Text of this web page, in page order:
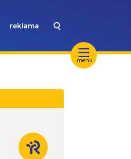
menu
reklama